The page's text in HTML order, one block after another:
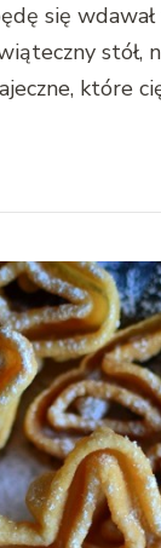
się
stół,
które